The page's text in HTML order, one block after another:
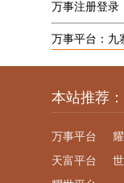
万事注册登录
万事平台：九
本站推荐：
万事平台
天富平台